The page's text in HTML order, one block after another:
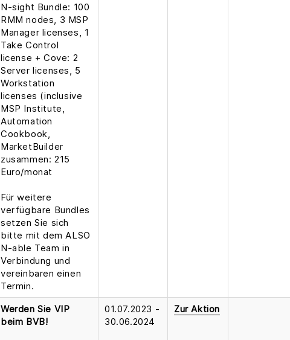
N-sight Bundle: 100
RMM nodes, 3 MSP
Manager licenses, 1
Take Control
license + Cove: 2
Server licenses, 5
Workstation
licenses (inclusive
MSP Institute,
Automation
Cookbook,
MarketBuilder
zusammen: 215
Euro/monat
Für weitere
verfügbare Bundles
setzen Sie sich
bitte mit dem ALSO
N-able Team in
Verbindung und
vereinbaren einen
Termin.
Werden Sie VIP
beim BVB!
01.07.2023 -
30.06.2024
Zur Aktion